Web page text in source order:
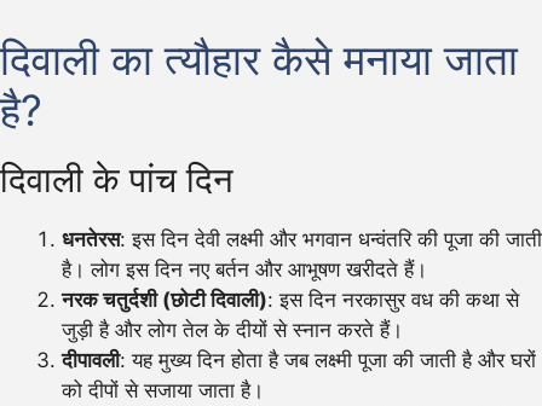
दिवाली का त्यौहार कैसे मनाया जाता
है?
दिवाली के पांच दिन
धनतेरस: इस दिन देवी लक्ष्मी और भगवान धन्वंतरि की पूजा की जाती
है। लोग इस दिन नए बर्तन और आभूषण खरीदते हैं।
नरक चतुर्दशी (छोटी दिवाली): इस दिन नरकासुर वध की कथा से
जुड़ी है और लोग तेल के दीयों से स्नान करते हैं।
दीपावली: यह मुख्य दिन होता है जब लक्ष्मी पूजा की जाती है और घरों
को दीपों से सजाया जाता है।